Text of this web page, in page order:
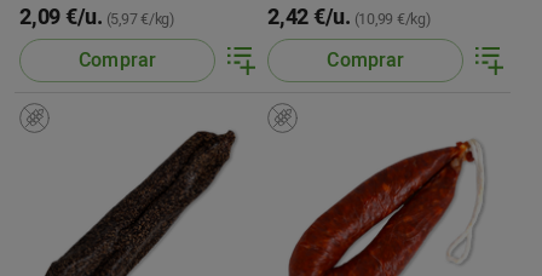
2,09 €/u. (5,97 €/kg)
Comprar
2,42 €/u. (10,99 €/kg)
Comprar